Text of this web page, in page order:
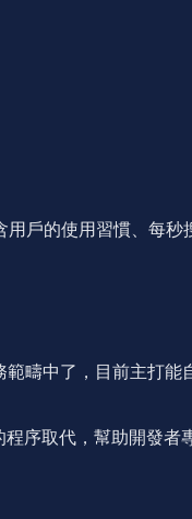
戶的使用習慣、每秒
疇中了，目前主打能
序取代，幫助開發者